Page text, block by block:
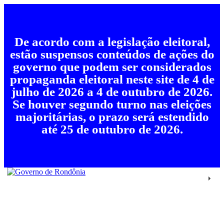
De acordo com a legislação eleitoral,
estão suspensos conteúdos de ações do
governo que podem ser considerados
propaganda eleitoral neste site de 4 de
julho de 2026 a 4 de outubro de 2026.
Se houver segundo turno nas eleições
majoritárias, o prazo será estendido
até 25 de outubro de 2026.